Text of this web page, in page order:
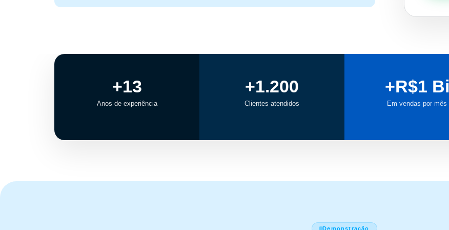
+13
Anos de experiência
+1.200
Clientes atendidos
+R$1 Bi
Em vendas por mês
Demonstração